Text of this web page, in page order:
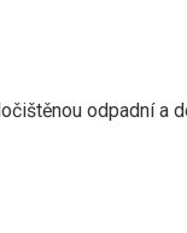
odpadní a